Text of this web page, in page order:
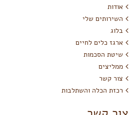
אודות
השירותים שלי
בלוג
ארגז כלים לחיים
שיטת הסכמות
ממליצים
צור קשר
רכזת הכלה והשתלבות